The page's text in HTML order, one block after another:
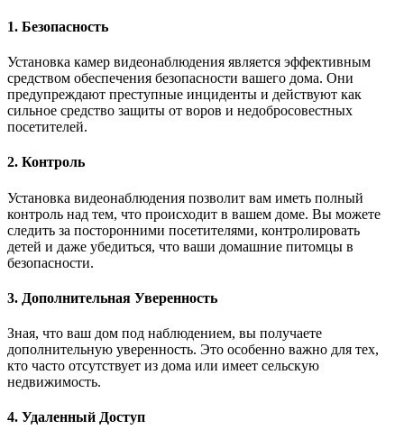
1. Безопасность
Установка камер видеонаблюдения является эффективным
средством обеспечения безопасности вашего дома. Они
предупреждают преступные инциденты и действуют как
сильное средство защиты от воров и недобросовестных
посетителей.
2. Контроль
Установка видеонаблюдения позволит вам иметь полный
контроль над тем, что происходит в вашем доме. Вы можете
следить за посторонними посетителями, контролировать
детей и даже убедиться, что ваши домашние питомцы в
безопасности.
3. Дополнительная Уверенность
Зная, что ваш дом под наблюдением, вы получаете
дополнительную уверенность. Это особенно важно для тех,
кто часто отсутствует из дома или имеет сельскую
недвижимость.
4. Удаленный Доступ